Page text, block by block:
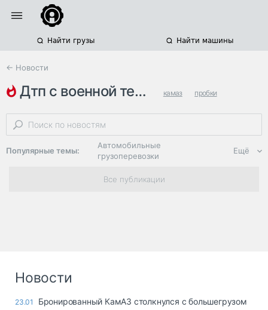
Найти грузы Найти машины
← Новости
дтп с военной техникой камаз пробки
краснодарский край
Популярные темы:
Автомобильные
грузоперевозки
Региональная
логистика
опасные грузы
Ещё
Все публикации
Новости
23.01
Бронированный КамАЗ столкнулся с большегрузом